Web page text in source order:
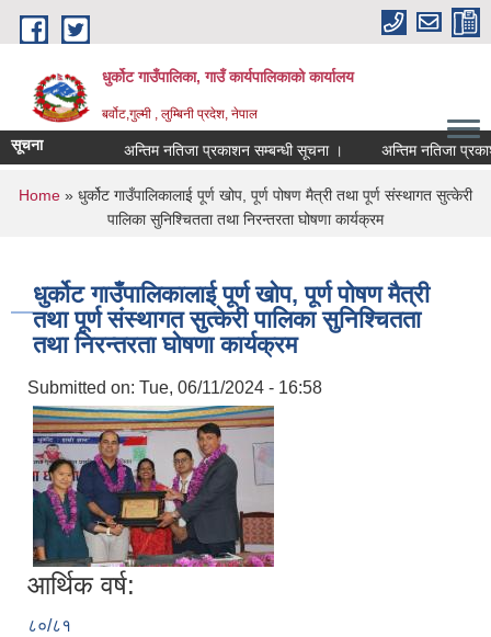
Skip to main content
धुर्कोट गाउँपालिका, गाउँ कार्यपालिकाको कार्यालय
बर्वोट,गुल्मी , लुम्बिनी प्रदेश, नेपाल
सूचना अन्तिम नतिजा प्रकाशन सम्बन्धी सूचना । अन्तिम नतिजा
You are here
Home » धुर्कोट गाउँपालिकालाई पूर्ण खोप, पूर्ण पोषण मैत्री तथा पूर्ण संस्थागत सुत्केरी
पालिका सुनिश्चितता तथा निरन्तरता घोषणा कार्यक्रम
धुर्कोट गाउँपालिकालाई पूर्ण खोप, पूर्ण पोषण मैत्री
तथा पूर्ण संस्थागत सुत्केरी पालिका सुनिश्चितता
तथा निरन्तरता घोषणा कार्यक्रम
Submitted on: Tue, 06/11/2024 - 16:58
आर्थिक वर्ष:
८०/८१